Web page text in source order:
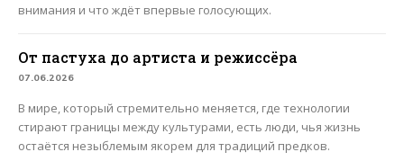
внимания и что ждёт впервые голосующих.
От пастуха до артиста и режиссёра
07.06.2026
В мире, который стремительно меняется, где технологии
стирают границы между культурами, есть люди, чья жизнь
остаётся незыблемым якорем для традиций предков.